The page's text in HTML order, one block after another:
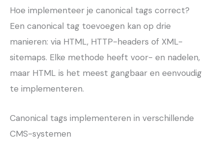
Hoe implementeer je canonical tags correct?
Een canonical tag toevoegen kan op drie
manieren: via HTML, HTTP-headers of XML-
sitemaps. Elke methode heeft voor- en nadelen,
maar HTML is het meest gangbaar en eenvoudig
te implementeren.
Canonical tags implementeren in verschillende
CMS-systemen